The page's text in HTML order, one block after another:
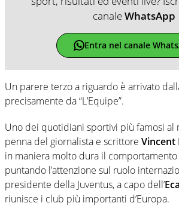
canaleWhatsApp
Entra nel canale
Un parere terzo a riguardo è arrivato
precisamente da “L’Equipe”.
Uno dei quotidiani sportivi più famosi al
penna del giornalista e scrittore Vincent
in maniera molto dura il
puntando l’attenzione sul ruolo
presidente della Juventus, a capo dell’Eca
riunisce i club più importanti d’Europa.